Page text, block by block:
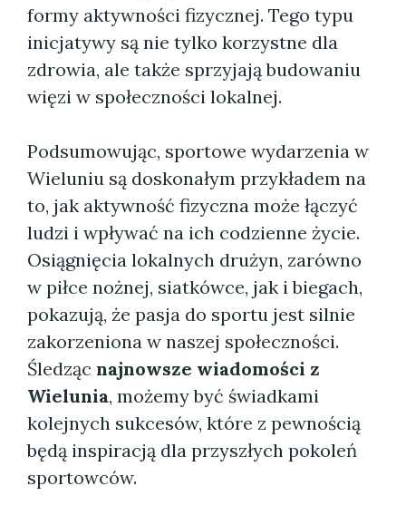
formy aktywności fizycznej. Tego typu
inicjatywy są nie tylko korzystne dla
zdrowia, ale także sprzyjają budowaniu
więzi w społeczności lokalnej.
Podsumowując, sportowe wydarzenia w
Wieluniu są doskonałym przykładem na
to, jak aktywność fizyczna może łączyć
ludzi i wpływać na ich codzienne życie.
Osiągnięcia lokalnych drużyn, zarówno
w piłce nożnej, siatkówce, jak i biegach,
pokazują, że pasja do sportu jest silnie
zakorzeniona w naszej społeczności.
Śledząc najnowsze wiadomości z
Wielunia, możemy być świadkami
kolejnych sukcesów, które z pewnością
będą inspiracją dla przyszłych pokoleń
sportowców.